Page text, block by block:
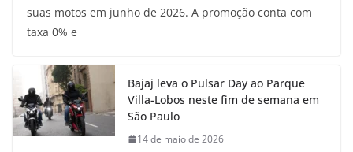
suas motos em junho de 2026. A promoção conta com
taxa 0% e
Bajaj leva o Pulsar Day ao Parque
Villa-Lobos neste fim de semana em
São Paulo
14 de maio de 2026